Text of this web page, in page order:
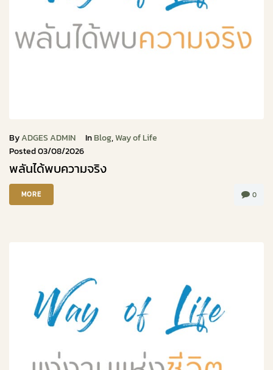
ByADGES ADMIN InBlog,Way of Life
Posted03/08/2026
พลันได้พบความจริง
MORE 0